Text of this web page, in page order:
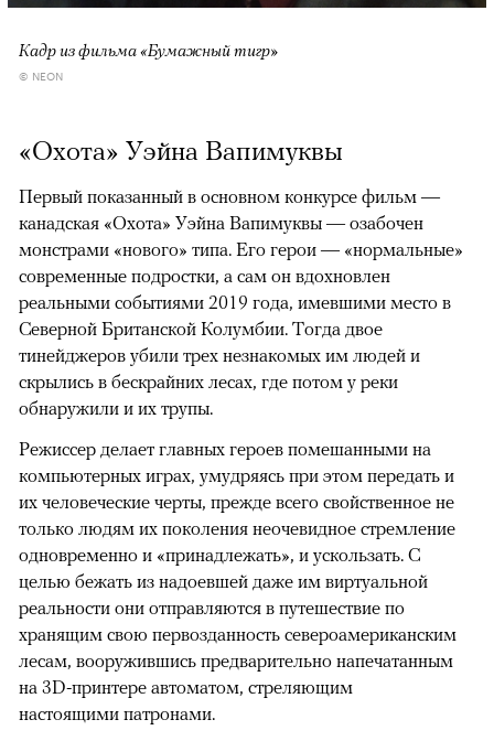
Кадр из фильма «Бумажный тигр»
© NEON
«Охота» Уэйна Вапимуквы
Первый показанный в основном конкурсе фильм —
канадская «Охота» Уэйна Вапимуквы — озабочен
монстрами «нового» типа. Его герои — «нормальные»
современные подростки, а сам он вдохновлен
реальными событиями 2019 года, имевшими место в
Северной Британской Колумбии. Тогда двое
тинейджеров убили трех незнакомых им людей и
скрылись в бескрайних лесах, где потом у реки
обнаружили и их трупы.
Режиссер делает главных героев помешанными на
компьютерных играх, умудряясь при этом передать и
их человеческие черты, прежде всего свойственное не
только людям их поколения неочевидное стремление
одновременно и «принадлежать», и ускользать. С
целью бежать из надоевшей даже им виртуальной
реальности они отправляются в путешествие по
хранящим свою первозданность североамериканским
лесам, вооружившись предварительно напечатанным
на 3D-принтере автоматом, стреляющим
настоящими патронами.